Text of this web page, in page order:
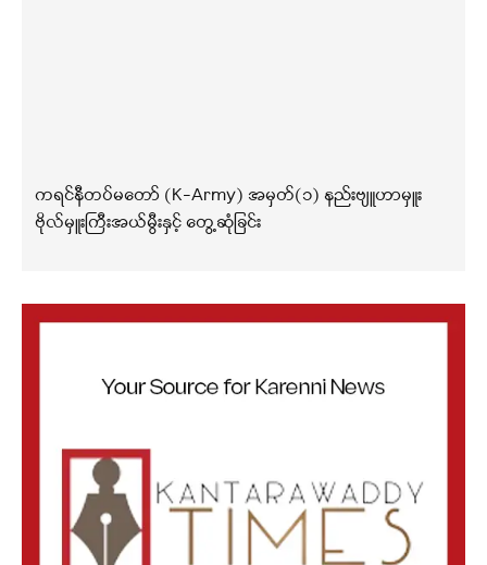
ကရင်နီတပ်မတော် (K-Army) အမှတ်(၁) နည်းဗျူဟာမှူး
ဗိုလ်မှူးကြီးအယ်မွီးနှင့် တွေ့ဆုံခြင်း